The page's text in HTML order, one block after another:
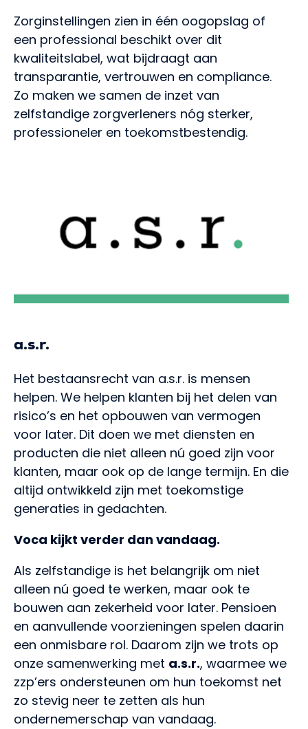
Zorginstellingen zien in één oogopslag of
een professional beschikt over dit
kwaliteitslabel, wat bijdraagt aan
transparantie, vertrouwen en compliance.
Zo maken we samen de inzet van
zelfstandige zorgverleners nóg sterker,
professioneler en toekomstbestendig.
a.s.r.
Het bestaansrecht van a.s.r. is mensen
helpen. We helpen klanten bij het delen van
risico’s en het opbouwen van vermogen
voor later. Dit doen we met diensten en
producten die niet alleen nú goed zijn voor
klanten, maar ook op de lange termijn. En die
altijd ontwikkeld zijn met toekomstige
generaties in gedachten.
Voca kijkt verder dan vandaag.
Als zelfstandige is het belangrijk om niet
alleen nú goed te werken, maar ook te
bouwen aan zekerheid voor later. Pensioen
en aanvullende voorzieningen spelen daarin
een onmisbare rol. Daarom zijn we trots op
onze samenwerking met a.s.r., waarmee we
zzp’ers ondersteunen om hun toekomst net
zo stevig neer te zetten als hun
ondernemerschap van vandaag.